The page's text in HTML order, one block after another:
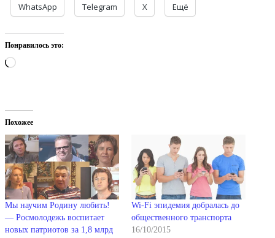
WhatsApp Telegram X Ещё
Понравилось это:
Загрузка…
Похожее
Мы научим Родину любить!
— Росмолодежь воспитает
новых патриотов за 1,8 млрд
Wi-Fi эпидемия добралась до
общественного транспорта
16/10/2015